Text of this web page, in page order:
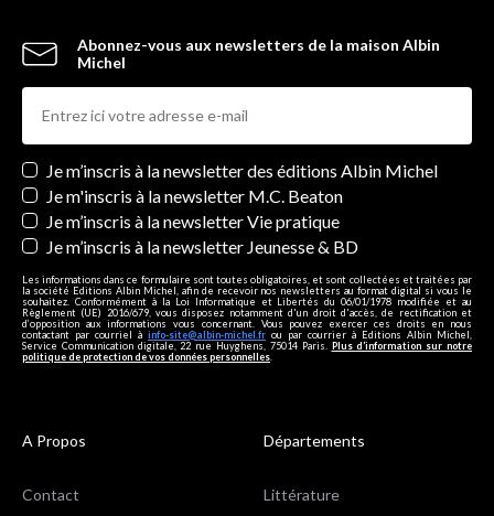
Abonnez-vous aux newsletters de la maison Albin
Michel
Newsletters
Je m’inscris à la newsletter des éditions Albin Michel
Je m'inscris à la newsletter M.C. Beaton
Je m’inscris à la newsletter Vie pratique
Je m’inscris à la newsletter Jeunesse & BD
Les informations dans ce formulaire sont toutes obligatoires, et sont collectées et traitées par
la société Editions Albin Michel, afin de recevoir nos newsletters au format digital si vous le
souhaitez. Conformément à la Loi Informatique et Libertés du 06/01/1978 modifiée et au
Règlement (UE) 2016/679, vous disposez notamment d'un droit d'accès, de rectification et
d’opposition aux informations vous concernant. Vous pouvez exercer ces droits en nous
contactant par courriel à info-site@albin-michel.fr ou par courrier à Editions Albin Michel,
Service Communication digitale, 22 rue Huyghens, 75014 Paris. Plus d’information sur notre
politique de protection de vos données personnelles
A Propos
Contact
Départements
Littérature